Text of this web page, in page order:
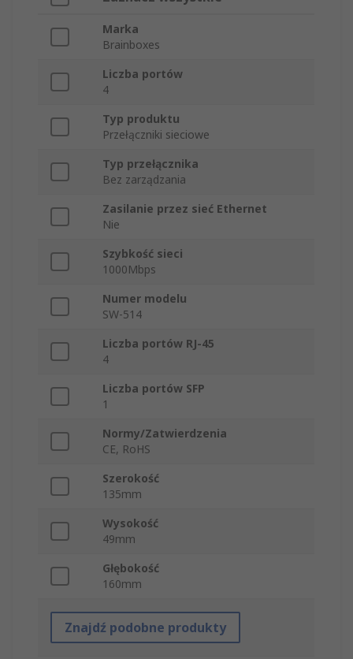
Marka
Brainboxes
Liczba portów
4
Typ produktu
Przełączniki sieciowe
Typ przełącznika
Bez zarządzania
Zasilanie przez sieć Ethernet
Nie
Szybkość sieci
1000Mbps
Numer modelu
SW-514
Liczba portów RJ-45
4
Liczba portów SFP
1
Normy/Zatwierdzenia
CE, RoHS
Szerokość
135mm
Wysokość
49mm
Głębokość
160mm
Znajdź podobne produkty